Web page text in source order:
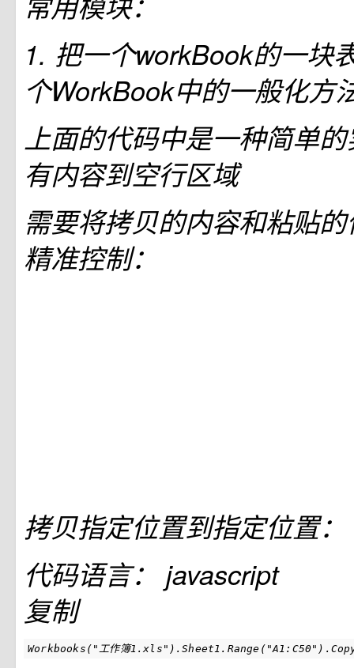
1. 把一个workBook的一块
个WorkBook中的一般化方
上面的代码中是一种简单
有内容到空行区域
需要将拷贝的内容和粘贴
精准控制：
拷贝指定位置到指定位置：
代码语言： javascript
复制
Workbooks("工作簿